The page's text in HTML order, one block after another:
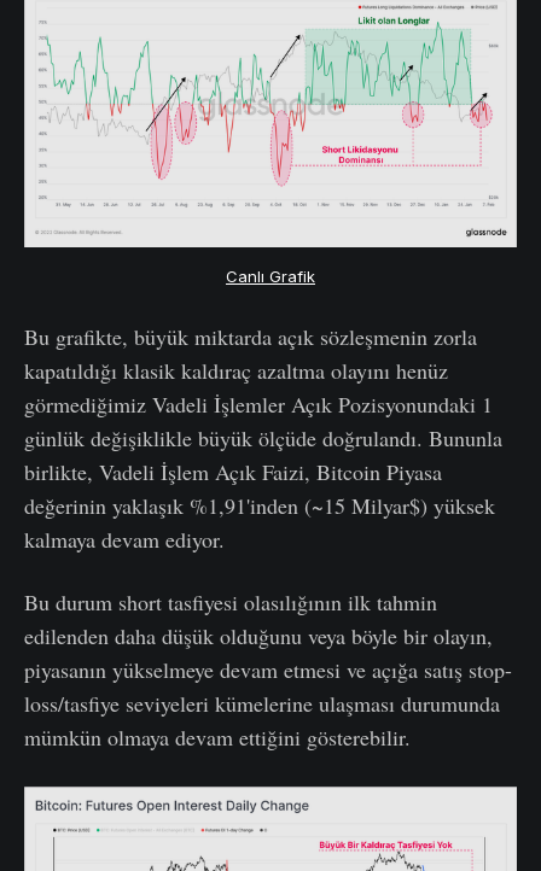
Canlı Grafik
Bu grafikte, büyük miktarda açık sözleşmenin zorla
kapatıldığı klasik kaldıraç azaltma olayını henüz
görmediğimiz Vadeli İşlemler Açık Pozisyonundaki 1
günlük değişiklikle büyük ölçüde doğrulandı. Bununla
birlikte, Vadeli İşlem Açık Faizi, Bitcoin Piyasa
değerinin yaklaşık %1,91'inden (~15 Milyar$) yüksek
kalmaya devam ediyor.
Bu durum short tasfiyesi olasılığının ilk tahmin
edilenden daha düşük olduğunu veya böyle bir olayın,
piyasanın yükselmeye devam etmesi ve açığa satış stop-
loss/tasfiye seviyeleri kümelerine ulaşması durumunda
mümkün olmaya devam ettiğini gösterebilir.